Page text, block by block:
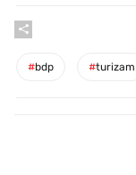
#bdp #turizam